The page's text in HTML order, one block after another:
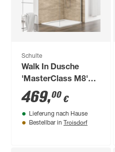
Schulte
Walk In Dusche
'MasterClass M8'
teilgerahmt,
Chromoptik, 90 x
200 cm
469,00 €
Lieferung nach Hause
Bestellbar in Troisdorf